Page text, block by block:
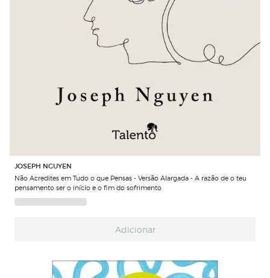
JOSEPH NGUYEN
Não Acredites em Tudo o que Pensas - Versão Alargada - A razão de o teu
pensamento ser o início e o fim do sofrimento
Adicionar